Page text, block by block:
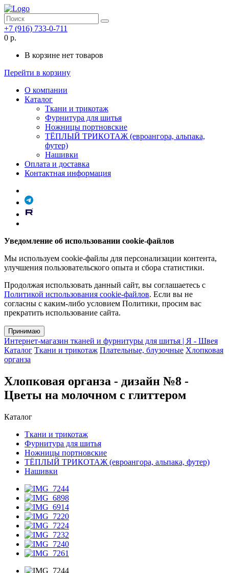
+7 (916) 733-0-711
0 р.
В корзине нет товаров
Перейти в корзину
О компании
Каталог
Ткани и трикотаж
Фурнитура для шитья
Ножницы портновские
ТЁПЛЫЙ ТРИКОТАЖ (евроангора, альпака,
футер)
Нашивки
Оплата и доставка
Контактная информация
Уведомление об использовании cookie-файлов
Мы используем cookie-файлы для персонализации контента,
улучшения пользовательского опыта и сбора статистики.
Продолжая использовать данный сайт, вы соглашаетесь с
Политикой использования cookie-файлов. Если вы не
согласны с каким-либо условием Политики, просим вас
прекратить использование сайта.
Принимаю
Интернет-магазин тканей и фурнитуры для шитья | Я - Швея
Каталог Ткани и трикотаж Плательные, блузочные Хлопковая
органза
Хлопковая органза - дизайн №8 -
Цветы на молочном с глиттером
Каталог
Ткани и трикотаж
Фурнитура для шитья
Ножницы портновские
ТЁПЛЫЙ ТРИКОТАЖ (евроангора, альпака, футер)
Нашивки